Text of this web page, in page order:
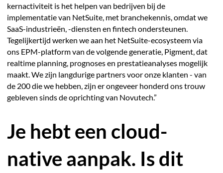
kernactiviteit is het helpen van bedrijven bij de
implementatie van NetSuite, met branchekennis, omdat we
SaaS-industrieën, -diensten en fintech ondersteunen.
Tegelijkertijd werken we aan het NetSuite-ecosysteem via
ons EPM-platform van de volgende generatie, Pigment, dat
realtime planning, prognoses en prestatieanalyses mogelijk
maakt. We zijn langdurige partners voor onze klanten - van
de 200 die we hebben, zijn er ongeveer honderd ons trouw
gebleven sinds de oprichting van Novutech.”
Je hebt een cloud-
native aanpak. Is dit